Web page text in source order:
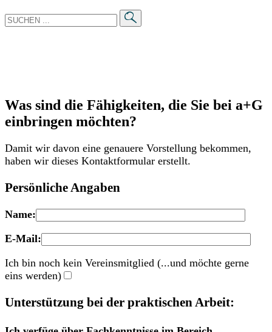
Suche
nach:
Was sind die Fähigkeiten, die Sie bei a+G
einbringen möchten?
Damit wir davon eine genauere Vorstellung bekommen,
haben wir dieses Kontaktformular erstellt.
Persönliche Angaben
Name:
E-Mail:
Ich bin noch kein Vereinsmitglied (...und möchte gerne
eins werden)
Unterstützung bei der praktischen Arbeit: